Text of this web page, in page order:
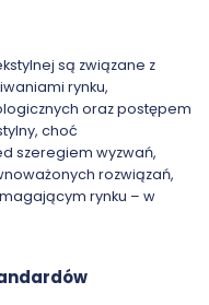
są związane z
rynku,
oraz postępem
choć
szeregiem wyzwań,
rozwiązań,
rynku – w